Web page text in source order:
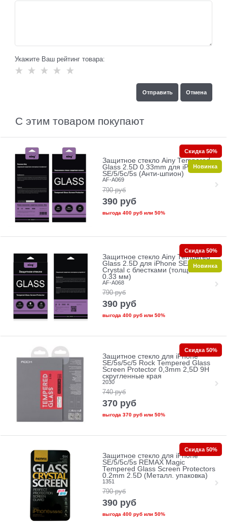
Укажите Ваш рейтинг товара:
С этим товаром покупают
Защитное стекло Ainy Tempered
Glass 2.5D 0.33mm для iPhone
SE/5/5c/5s (Анти-шпион)
AF-A069
790 руб
390 руб
выгода 400 рубили 50%
Скидка 50%
Новинка
Защитное стекло Ainy Tempered
Glass 2.5D для iPhone SE/5/5c/5s
Crystal с блестками (толщина
0.33 мм)
AF-A068
790 руб
390 руб
выгода 400 рубили 50%
Скидка 50%
Новинка
Защитное стекло для iPhone
SE/5s/5с/5 Rock Tempered Glass
Screen Protector 0,3mm 2,5D 9H
скругленные края
2030
740 руб
370 руб
выгода 370 рубили 50%
Скидка 50%
Защитное стекло для iPhone
SE/5/5c/5s REMAX Magic
Tempered Glass Screen Protectors
0.2mm 2.5D (Металл. упаковка)
1351
790 руб
390 руб
выгода 400 рубили 50%
Скидка 50%